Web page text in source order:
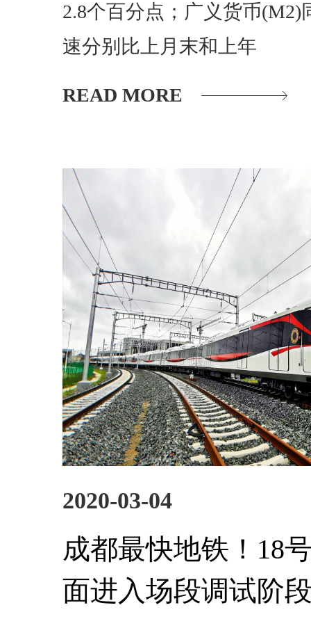
2.8个百分点；广义货币(M2)
速分别比上月末和上年
READ MORE
2020-03-04
成都最快地铁！18
面进入场段调试阶